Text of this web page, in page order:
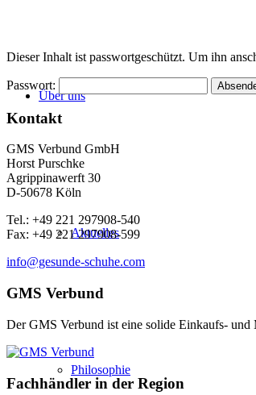
Über uns
Aktuelles
Philosophie
Dieser Inhalt ist passwortgeschützt. Um ihn
Passwort:
Kontakt
GMS Verbund GmbH
Horst Purschke
Agrippinawerft 30
D-50678 Köln
Tel.: +49 221 297908-540
Fax: +49 221 297908-599
info@gesunde-schuhe.com
GMS Verbund
Der GMS Verbund ist eine solide Einkaufs- und
Fachhändler in der Region